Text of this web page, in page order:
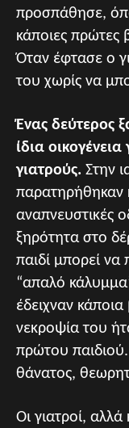
προσπάθησε,
κάποιες πρώτες
Όταν έφτασε ο
του χωρίς να
Ένας δεύτερος
ίδια
γιατρούς. Στην
παρατηρήθηκαν
αναπνευστικές
ξηρότητα στο
παιδί μπορεί
“απαλό
έδειχναν
νεκροψία του
πρώτου παιδιού.
θάνατος,
Οι γιατροί,